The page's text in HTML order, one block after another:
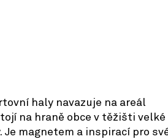
haly navazuje na areál
na hraně obce v těžišti velké
Je magnetem a inspirací pro